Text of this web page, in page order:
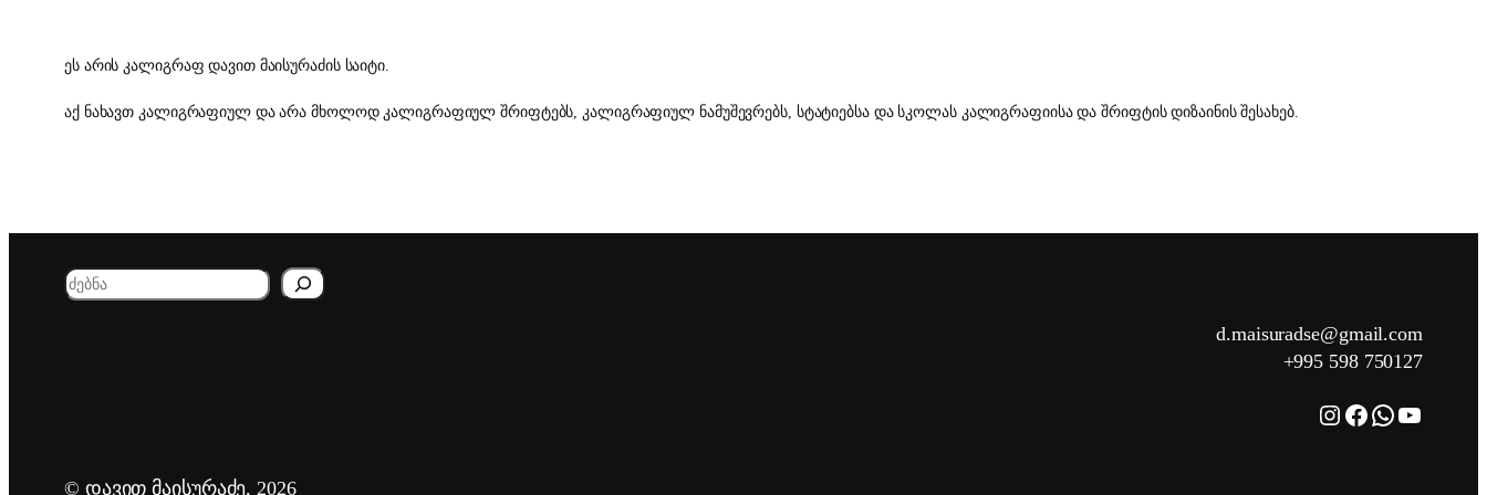
ეს არის კალიგრაფ დავით მაისურაძის საიტი.
აქ ნახავთ კალიგრაფიულ და არა მხოლოდ კალიგრაფიულ შრიფტებს, კალიგრაფიულ ნამუშევრებს, სტატიებსა და სკოლას კალიგრაფიისა და შრიფტის დიზაინის შესახებ.
S
e
d.maisuradse@gmail.com
+995 598 750127
Instagram Facebook WhatsApp YouTube
© დავით მაისურაძე, 2026